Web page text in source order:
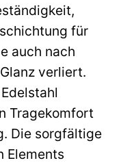
für
auch nach
verliert.
Tragekomfort
Die sorgfältige
Elements